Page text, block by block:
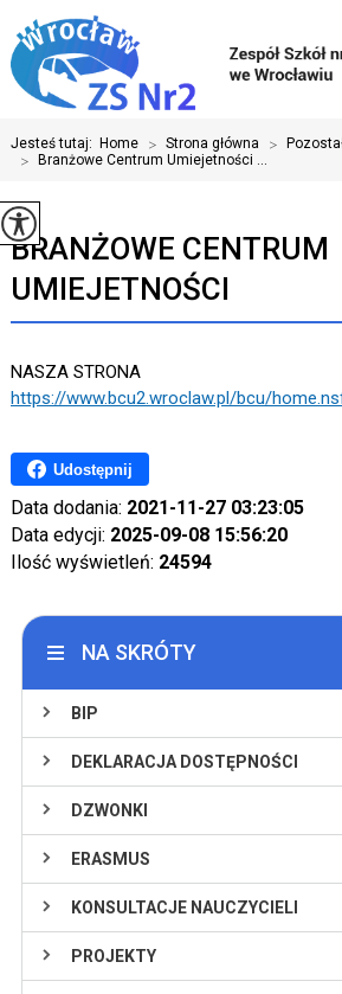
Jesteś tutaj: Home > Strona główna >
> Branżowe Centrum Umiejetności ...
BRANŻOWE CENTRUM
UMIEJETNOŚCI
NASZA STRONA
https://www.bcu2.wroclaw.pl/bcu/
Udostępnij
Data dodania: 2021-11-27 03:23:05
Data edycji: 2025-09-08 15:56:20
Ilość wyświetleń: 24594
NA SKRÓTY
BIP
DEKLARACJA DOSTĘPNOŚCI
DZWONKI
ERASMUS
KONSULTACJE NAUCZYCIELI
PROJEKTY